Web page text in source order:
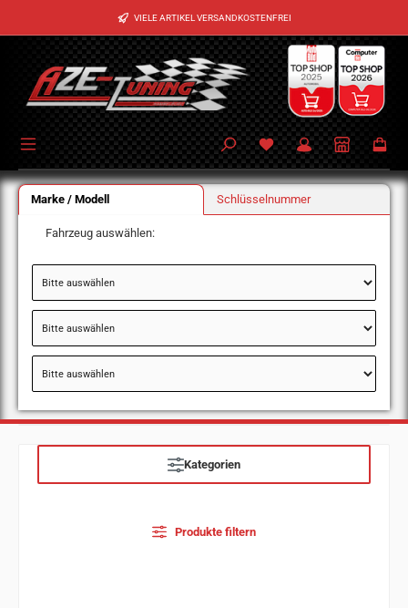
Zum Hauptinhalt springen VIELE ARTIKEL VERSANDKOSTENFREI
Marke / Modell Schlüsselnummer
Fahrzeug auswählen:
Kategorien
Produkte filtern